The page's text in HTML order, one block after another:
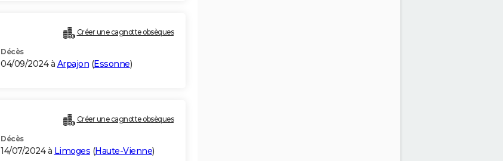
Créer une cagnotte obsèques
Décès
04/09/2024 à Arpajon (Essonne)
Créer une cagnotte obsèques
Décès
14/07/2024 à Limoges (Haute-Vienne)